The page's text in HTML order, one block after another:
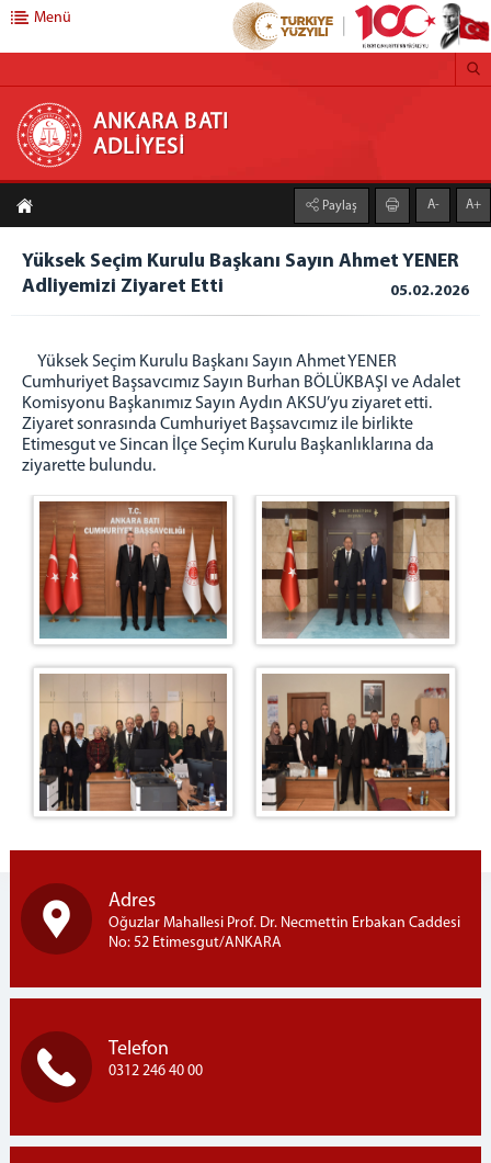
ANKARA BATI ADLİYESİ
ANA SAYFA
ADLİYEMİZ
Adliyemizden Haberler
Önbürolar
İcra Müdürlüğü
Ankara Batı Denetimli Serbestlik Müdürlüğü
Adli Destek ve Mağdur Hizmetleri Müdürlüğü
Medya İletişim Bürosu
Vergi Numaramız
Faaliyet Raporu
BAŞSAVCILIK
Cumhuriyet Başsavcısı
KOMİSYON
Adalet Komisyonu Başkanı
Müstemir Yetkili Hakimlerin İzin Durumları
Beypazarı Adliyesi
Kızılcahamam Adliyesi
Kahramankazan Adliyesi
Nallıhan Adliyesi
İLÇELER
Etimesgut İlçesi
Sincan İlçesi
Ayaş İlçesi
İletişim ve Ulaşım
Menü
ANKARA BATI
ADLİYESİ
Paylaş A- A+
Yüksek Seçim Kurulu Başkanı Sayın Ahmet YENER
Adliyemizi Ziyaret Etti
05.02.2026
Yüksek Seçim Kurulu Başkanı Sayın Ahmet YENER
Cumhuriyet Başsavcımız Sayın Burhan BÖLÜKBAŞI ve Adalet
Komisyonu Başkanımız Sayın Aydın AKSU’yu ziyaret etti.
Ziyaret sonrasında Cumhuriyet Başsavcımız ile birlikte
Etimesgut ve Sincan İlçe Seçim Kurulu Başkanlıklarına da
ziyarette bulundu.
Adres
Oğuzlar Mahallesi Prof. Dr. Necmettin Erbakan Caddesi
No: 52 Etimesgut/ANKARA
Telefon
0312 246 40 00